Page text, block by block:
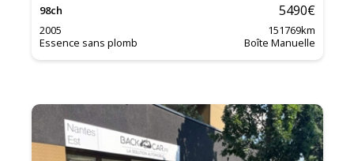
98ch 5490€
2005 151769km
Essence sans plomb
Boîte Manuelle